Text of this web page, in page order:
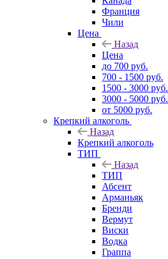
Франция
Чили
Цена
Назад
Цена
до 700 руб.
700 - 1500 руб.
1500 - 3000 руб.
3000 - 5000 руб.
от 5000 руб.
Крепкий алкоголь
Назад
Крепкий алкоголь
ТИП
Назад
ТИП
Абсент
Арманьяк
Бренди
Вермут
Виски
Водка
Граппа